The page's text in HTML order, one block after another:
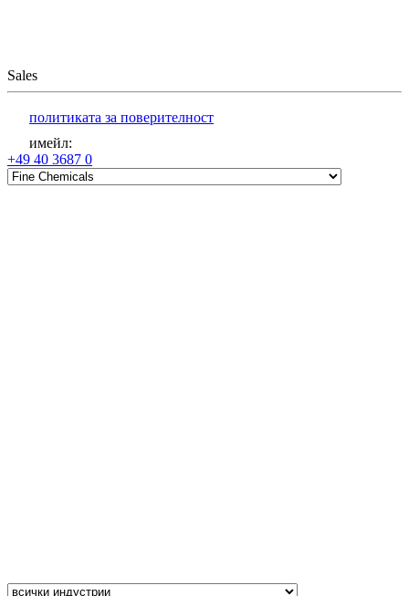
Sales
политиката за поверителност
имейл:
+49 40 3687 0